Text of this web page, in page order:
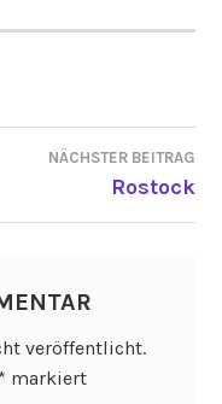
NÄCHSTER BEITRAG
Rostock
veröffentlicht.
* markiert